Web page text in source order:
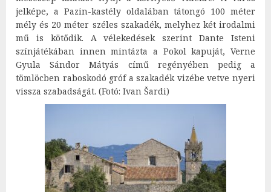
jelképe, a Pazin-kastély oldalában tátongó 100 méter
mély és 20 méter széles szakadék, melyhez két irodalmi
mű is kötődik. A vélekedések szerint Dante Isteni
színjátékában innen mintázta a Pokol kapuját, Verne
Gyula Sándor Mátyás című regényében pedig a
tömlöcben raboskodó gróf a szakadék vizébe vetve nyeri
vissza szabadságát. (Fotó: Ivan Šardi)